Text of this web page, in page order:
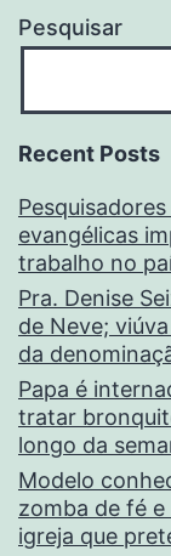
Pesquisar
Recent Posts
evangélicas
trabalho no
Pra. Denise
de Neve;
da
Papa é
tratar
longo da
Modelo
zomba de fé e
igreja que